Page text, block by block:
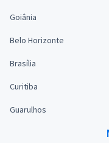
Goiânia
Belo Horizonte
Brasília
Curitiba
Guarulhos